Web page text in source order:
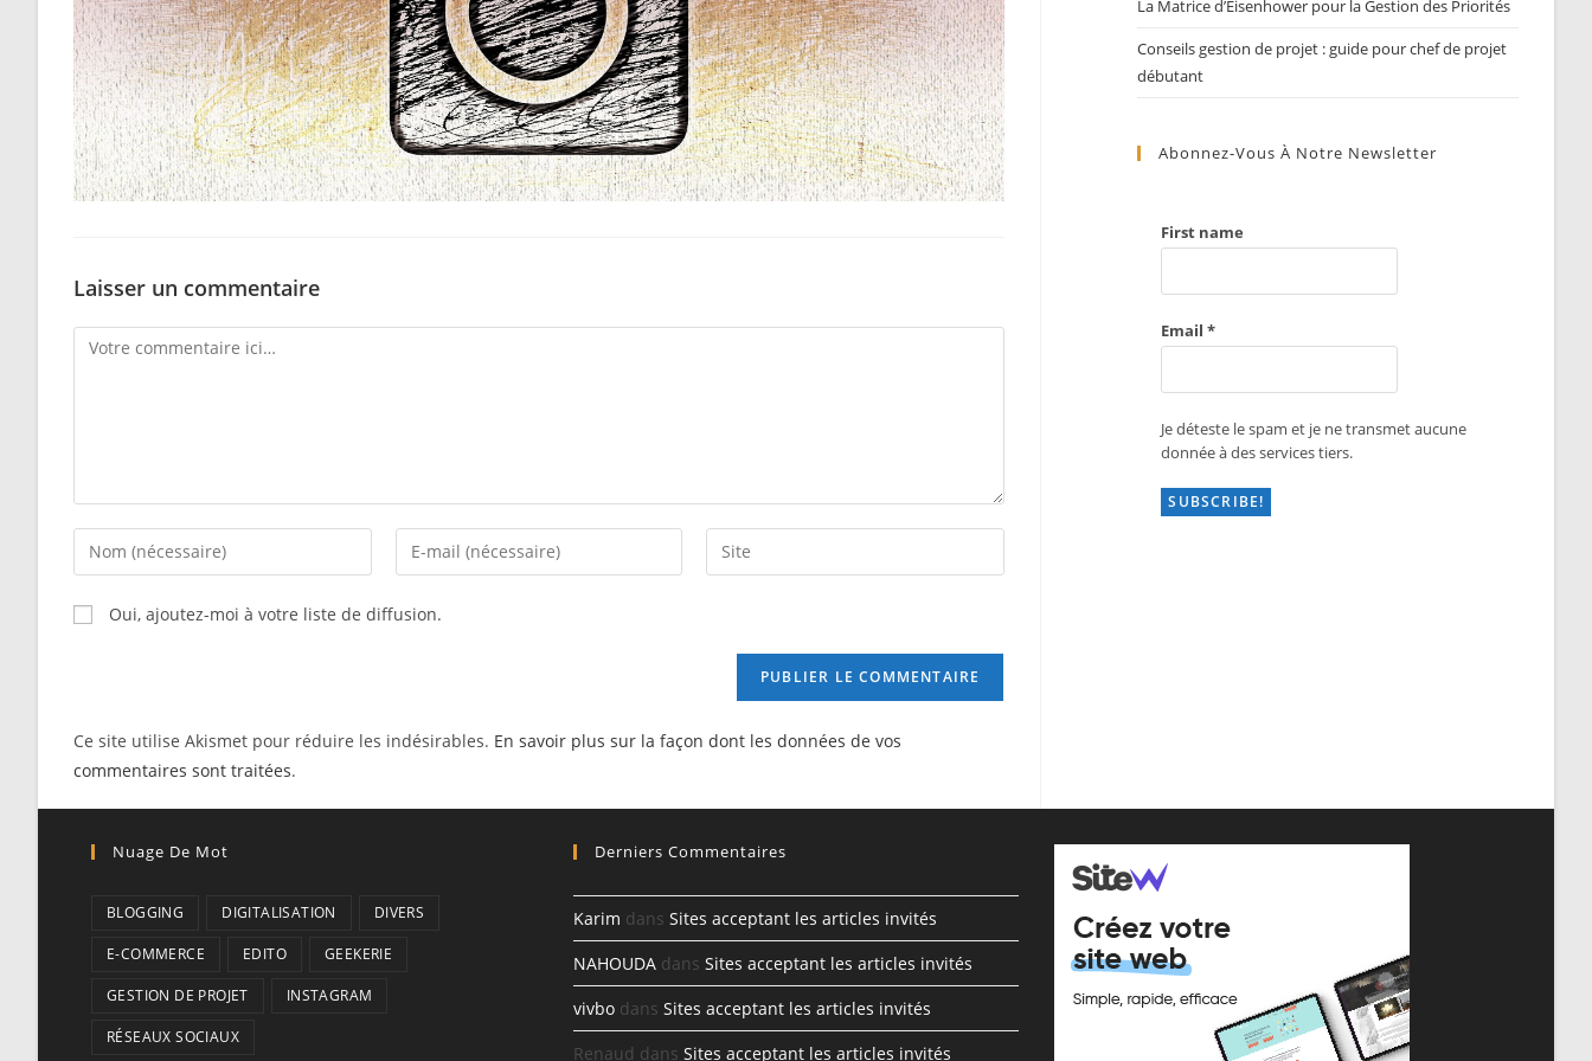
Laisser un commentaire
Comment
Enter
your
name
or
Enter
your
Saisir
l’URL
(facultatif)
Oui, ajoutez-moi à votre liste de diffusion.
Ce site utilise Akismet pour réduire les indésirables. En savoir plus sur la façon dont les données de vos
commentaires sont traitées.
La Matrice d’Eisenhower pour la Gestion des Priorités
Conseils gestion de projet : guide pour chef de projet
débutant
Abonnez-Vous À Notre Newsletter
First name
Email*
Je déteste le spam et je ne transmet aucune
donnée à des services tiers.
Nuage De Mot
BLOGGING DIGITALISATION DIVERS
E-COMMERCE EDITO GEEKERIE
GESTION DE PROJET INSTAGRAM
RÉSEAUX SOCIAUX
Derniers Commentaires
Karim dans Sites acceptant les articles invités
NAHOUDAdans Sites acceptant les articles invités
vivbodans Sites acceptant les articles invités
Renaud dans Sites acceptant les articles invités